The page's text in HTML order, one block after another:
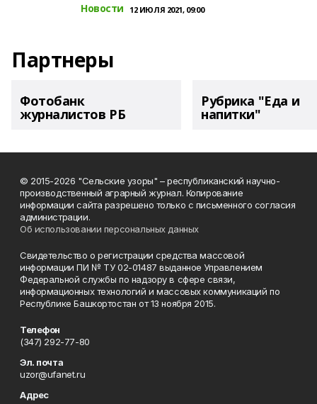
Новости 12 ИЮЛЯ 2021, 09:00
Партнеры
Фотобанк
журналистов РБ
Рубрика "Еда и
напитки"
© 2015-2026 "Сельские узоры" – республиканский научно-
производственный аграрный журнал. Копирование
информации сайта разрешено только с письменного согласия
администрации.
Об использовании персональных данных
Свидетельство о регистрации средства массовой
информации ПИ № ТУ 02-01487 выданное Управлением
Федеральной службы по надзору в сфере связи,
информационных технологий и массовых коммуникаций по
Республике Башкортостан от 13 ноября 2015.
Телефон
(347) 292-77-80
Эл. почта
uzor@ufanet.ru
Адрес